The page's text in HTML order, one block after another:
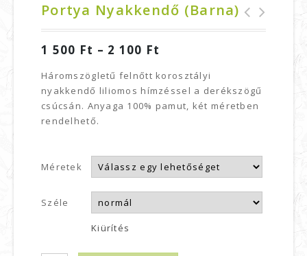
Portya Nyakkendő (barna)
1 500 Ft – 2 100 Ft
Háromszögletű felnőtt korosztályi
nyakkendő liliomos hímzéssel a derékszögű
csúcsán. Anyaga 100% pamut, két méretben
rendelhető.
Méretek
Széle
Kiürítés